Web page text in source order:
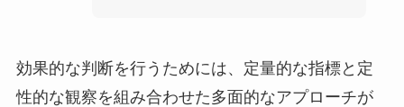
効果的な判断を行うためには、定量的な指標と定
性的な観察を組み合わせた多面的なアプローチが